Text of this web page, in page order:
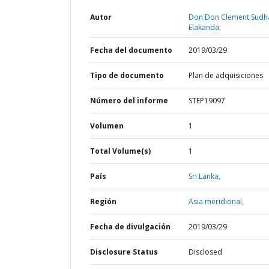
Autor
Don Don Clement
Elakanda;
Fecha del documento 2019/03/29
Tipo de documento Plan de adquisiciones
Número del informe STEP19097
Volumen 1
Total Volume(s) 1
País Sri Lanka,
Región Asia meridional,
Fecha de divulgación 2019/03/29
Disclosure Status Disclosed